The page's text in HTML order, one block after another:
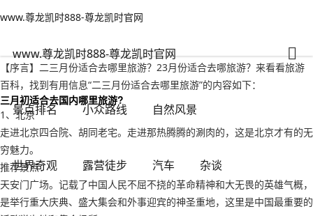
www.尊龙凯时888-尊龙凯时官网
www.尊龙凯时888-尊龙凯时官网
景点排名 小众路线 自然风景
世界奇观 露营徒步 汽车 杂谈
www.尊龙凯时888-尊龙凯时官网
二三月份适合去哪里旅游？23月份适合去哪旅游-www.尊龙凯时888
【序言】二三月份适合去哪里旅游？23月份适合去哪旅游？来看看旅游
百科，找到有用信息“二三月份适合去哪里旅游”的内容如下：
三月初适合去国内哪里旅游?
1、北京
走进北京四合院、胡同老宅。走进那热腾腾的涮肉的，这是北京才有的无
穷魅力。
推荐景点：
天安门广场。记载了中国人民不屈不挠的革命精神和大无畏的英雄气概，
是举行重大庆典、盛大集会和外事迎宾的神圣重地，这里是中国最重要的